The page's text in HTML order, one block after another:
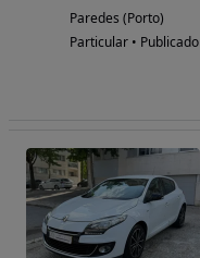
Paredes (Porto)
Particular • Publicado